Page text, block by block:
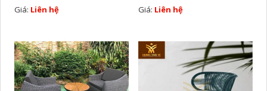
Giá: Liên hệ Giá: Liên hệ